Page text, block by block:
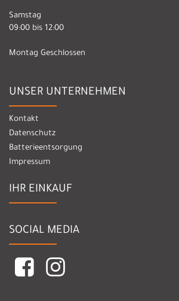
Samstag
09:00 bis 12:00
Montag Geschlossen
UNSER UNTERNEHMEN
Kontakt
Datenschutz
Batterieentsorgung
Impressum
IHR EINKAUF
SOCIAL MEDIA